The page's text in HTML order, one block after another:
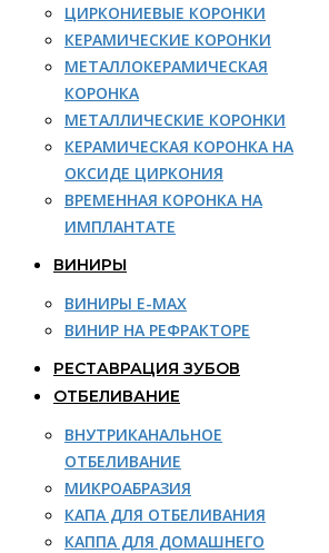
ЦИРКОНИЕВЫЕ КОРОНКИ
КЕРАМИЧЕСКИЕ КОРОНКИ
МЕТАЛЛОКЕРАМИЧЕСКАЯ
КОРОНКА
МЕТАЛЛИЧЕСКИЕ КОРОНКИ
КЕРАМИЧЕСКАЯ КОРОНКА НА
ОКСИДЕ ЦИРКОНИЯ
ВРЕМЕННАЯ КОРОНКА НА
ИМПЛАНТАТЕ
ВИНИРЫ
ВИНИРЫ E-MAX
ВИНИР НА РЕФРАКТОРЕ
РЕСТАВРАЦИЯ ЗУБОВ
ОТБЕЛИВАНИЕ
ВНУТРИКАНАЛЬНОЕ
ОТБЕЛИВАНИЕ
МИКРОАБРАЗИЯ
КАПА ДЛЯ ОТБЕЛИВАНИЯ
КАППА ДЛЯ ДОМАШНЕГО